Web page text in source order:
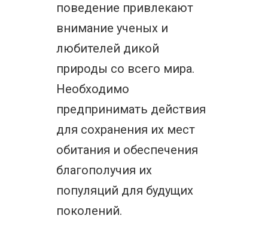
поведение привлекают
внимание ученых и
любителей дикой
природы со всего мира.
Необходимо
предпринимать действия
для сохранения их мест
обитания и обеспечения
благополучия их
популяций для будущих
поколений.